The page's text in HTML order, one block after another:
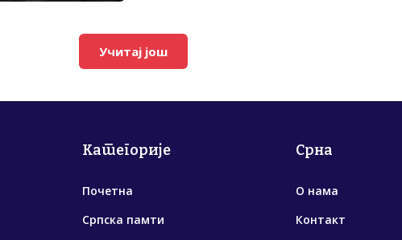
Учитај још
Категорије
Почетна
Српска памти
Срна
О нама
Контакт